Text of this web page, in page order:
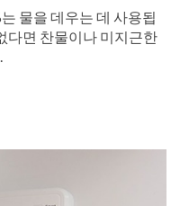
물을 데우는 데 사용됩
다면 찬물이나 미지근한